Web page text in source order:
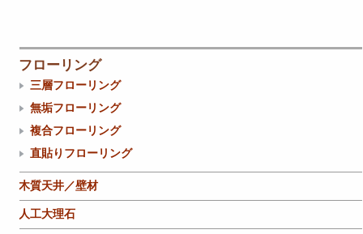
フローリング
三層フローリング
無垢フローリング
複合フローリング
直貼りフローリング
木質天井／壁材
人工大理石